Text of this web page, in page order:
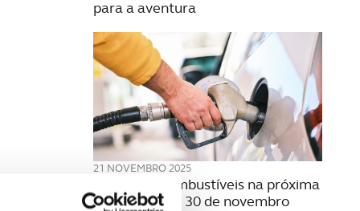
para a aventura
21 NOVEMBRO 2025
Preço dos combustíveis na próxima
semana | 24 a 30 de novembro